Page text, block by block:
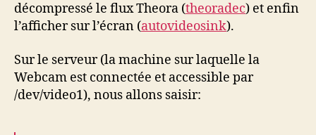
décompressé le flux Theora (theoradec) et enfin
l’afficher sur l’écran (autovideosink).
Sur le serveur (la machine sur laquelle la
Webcam est connectée et accessible par
/dev/video1), nous allons saisir: